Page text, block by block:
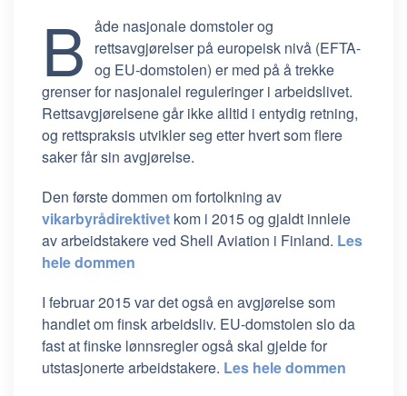
B åde nasjonale domstoler og
rettsavgjørelser på europeisk nivå (EFTA-
og EU-domstolen) er med på å trekke
grenser for nasjonalel reguleringer i arbeidslivet.
Rettsavgjørelsene går ikke alltid i entydig retning,
og rettspraksis utvikler seg etter hvert som flere
saker får sin avgjørelse.
Den første dommen om fortolkning av
vikarbyrådirektivet kom i 2015 og gjaldt innleie
av arbeidstakere ved Shell Aviation i Finland. Les
hele dommen
I februar 2015 var det også en avgjørelse som
handlet om finsk arbeidsliv. EU-domstolen slo da
fast at finske lønnsregler også skal gjelde for
utstasjonerte arbeidstakere. Les hele dommen